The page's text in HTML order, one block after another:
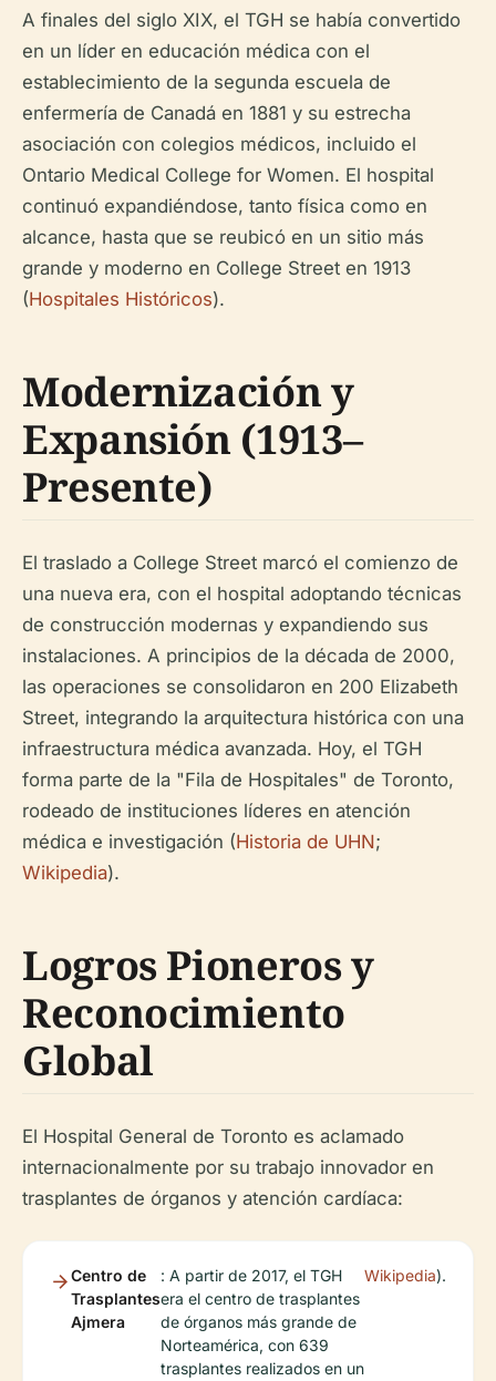
A finales del siglo XIX, el TGH se había convertido
en un líder en educación médica con el
establecimiento de la segunda escuela de
enfermería de Canadá en 1881 y su estrecha
asociación con colegios médicos, incluido el
Ontario Medical College for Women. El hospital
continuó expandiéndose, tanto física como en
alcance, hasta que se reubicó en un sitio más
grande y moderno en College Street en 1913
(Hospitales Históricos).
Modernización y
Expansión (1913–
Presente)
El traslado a College Street marcó el comienzo de
una nueva era, con el hospital adoptando técnicas
de construcción modernas y expandiendo sus
instalaciones. A principios de la década de 2000,
las operaciones se consolidaron en 200 Elizabeth
Street, integrando la arquitectura histórica con una
infraestructura médica avanzada. Hoy, el TGH
forma parte de la "Fila de Hospitales" de Toronto,
rodeado de instituciones líderes en atención
médica e investigación (Historia de UHN;
Wikipedia).
Logros Pioneros y
Reconocimiento
Global
El Hospital General de Toronto es aclamado
internacionalmente por su trabajo innovador en
trasplantes de órganos y atención cardíaca:
Centro de
Trasplantes
Ajmera
: A partir de 2017, el TGH
era el centro de trasplantes
de órganos más grande de
Norteamérica, con 639
trasplantes realizados en un
Wikipedia).